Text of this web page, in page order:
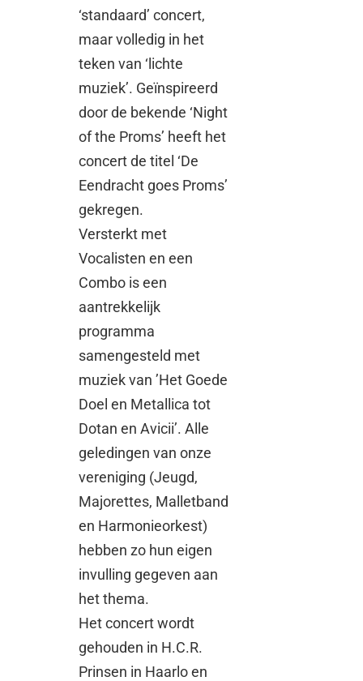
‘standaard’ concert,
maar volledig in het
teken van ‘lichte
muziek’. Geïnspireerd
door de bekende ‘Night
of the Proms’ heeft het
concert de titel ‘De
Eendracht goes Proms’
gekregen.
Versterkt met
Vocalisten en een
Combo is een
aantrekkelijk
programma
samengesteld met
muziek van ’Het Goede
Doel en Metallica tot
Dotan en Avicii’. Alle
geledingen van onze
vereniging (Jeugd,
Majorettes, Malletband
en Harmonieorkest)
hebben zo hun eigen
invulling gegeven aan
het thema.
Het concert wordt
gehouden in H.C.R.
Prinsen in Haarlo en